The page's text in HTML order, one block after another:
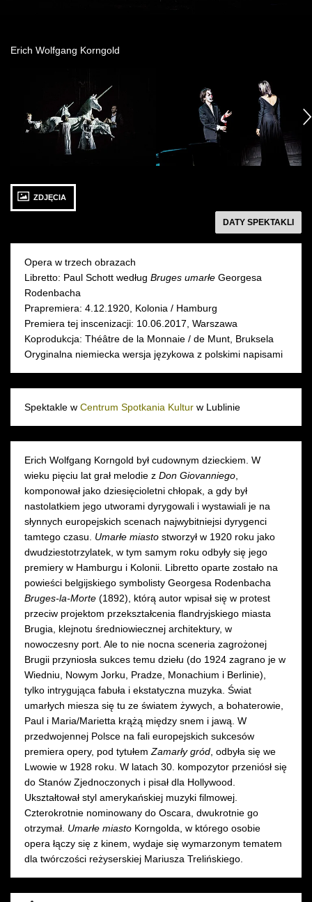
Wynajem rekwizytów
Fundusze unijne
Dotacje celowe
Erich Wolfgang Korngold
photo
zdjęcie: fot.
Krzysztof
Bieliński
następny
CSK, LublinDATY SPEKTAKLI
ZDJĘCIA
Opera w trzech obrazach
Libretto: Paul Schott według Bruges umarłe Georgesa
Rodenbacha
Prapremiera: 4.12.1920, Kolonia / Hamburg
Premiera tej inscenizacji: 10.06.2017, Warszawa
Koprodukcja: Théâtre de la Monnaie / de Munt, Bruksela
Oryginalna niemiecka wersja językowa z polskimi napisami
Spektakle w Centrum Spotkania Kultur w Lublinie
Erich Wolfgang Korngold był cudownym dzieckiem. W
wieku pięciu lat grał melodie z Don Giovanniego,
komponował jako dziesięcioletni chłopak, a gdy był
nastolatkiem jego utworami dyrygowali i wystawiali je na
słynnych europejskich scenach najwybitniejsi dyrygenci
tamtego czasu. Umarłe miasto stworzył w 1920 roku jako
dwudziestotrzylatek, w tym samym roku odbyły się jego
premiery w Hamburgu i Kolonii. Libretto oparte zostało na
powieści belgijskiego symbolisty Georgesa Rodenbacha
Bruges-la-Morte (1892), którą autor wpisał się w protest
przeciw projektom przekształcenia flandryjskiego miasta
Brugia, klejnotu średniowiecznej architektury, w
nowoczesny port. Ale to nie nocna sceneria zagrożonej
Brugii przyniosła sukces temu dziełu (do 1924 zagrano je w
Wiedniu, Nowym Jorku, Pradze, Monachium i Berlinie),
tylko intrygująca fabuła i ekstatyczna muzyka. Świat
umarłych miesza się tu ze światem żywych, a bohaterowie,
Paul i Maria/Marietta krążą między snem i jawą. W
przedwojennej Polsce na fali europejskich sukcesów
premiera opery, pod tytułemZamarły gród, odbyła się we
Lwowie w 1928 roku. W latach 30. kompozytor przeniósł się
do Stanów Zjednoczonych i pisał dla Hollywood.
Ukształtował styl amerykańskiej muzyki filmowej.
Czterokrotnie nominowany do Oscara, dwukrotnie go
otrzymał. Umarłe miasto Korngolda, w którego osobie
opera łączy się z kinem, wydaje się wymarzonym tematem
dla twórczości reżyserskiej Mariusza Trelińskiego.